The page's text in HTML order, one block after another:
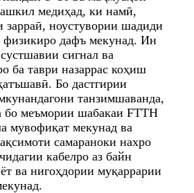
медиҳад, ки намӣ,
зарраӣ, ноустувории шадиди
физикиро дафъ мекунад. Ин
сигнал ва
ба таври назаррас коҳиш
Бо дастгирии
танзимшаванда,
бо меъмории шабакаи FTTH
мувофиқат мекунад ва
самараноки нахро
кабелро аз байн
ва нигоҳдории муқаррарии